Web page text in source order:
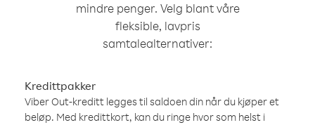
mindre penger. Velg blant våre
fleksible, lavpris
samtalealternativer:
Kredittpakker
Viber Out-kreditt legges til saldoen din når du kjøper et
beløp. Med kredittkort, kan du ringe hvor som helst i